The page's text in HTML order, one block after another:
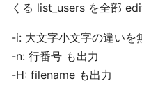
くる list_users を全部
-i: 大文字小文字の違いを
-n: 行番号 も出力
-H: filename も出力